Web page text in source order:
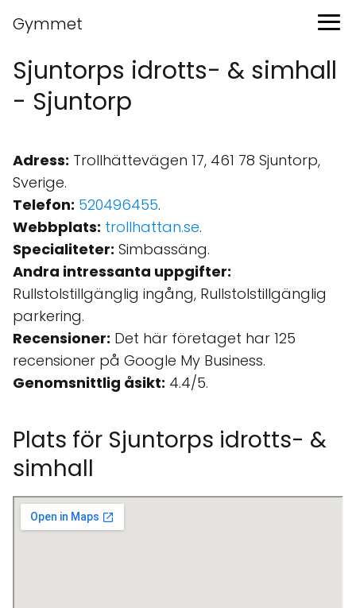
Gymmet
Sjuntorps idrotts- & simhall
- Sjuntorp
Adress: Trollhättevägen 17, 461 78 Sjuntorp,
Sverige.
Telefon: 520496455.
Webbplats: trollhattan.se.
Specialiteter: Simbassäng.
Andra intressanta uppgifter:
Rullstolstillgänglig ingång, Rullstolstillgänglig
parkering.
Recensioner: Det här företaget har 125
recensioner på Google My Business.
Genomsnittlig åsikt: 4.4/5.
Plats för Sjuntorps idrotts- &
simhall